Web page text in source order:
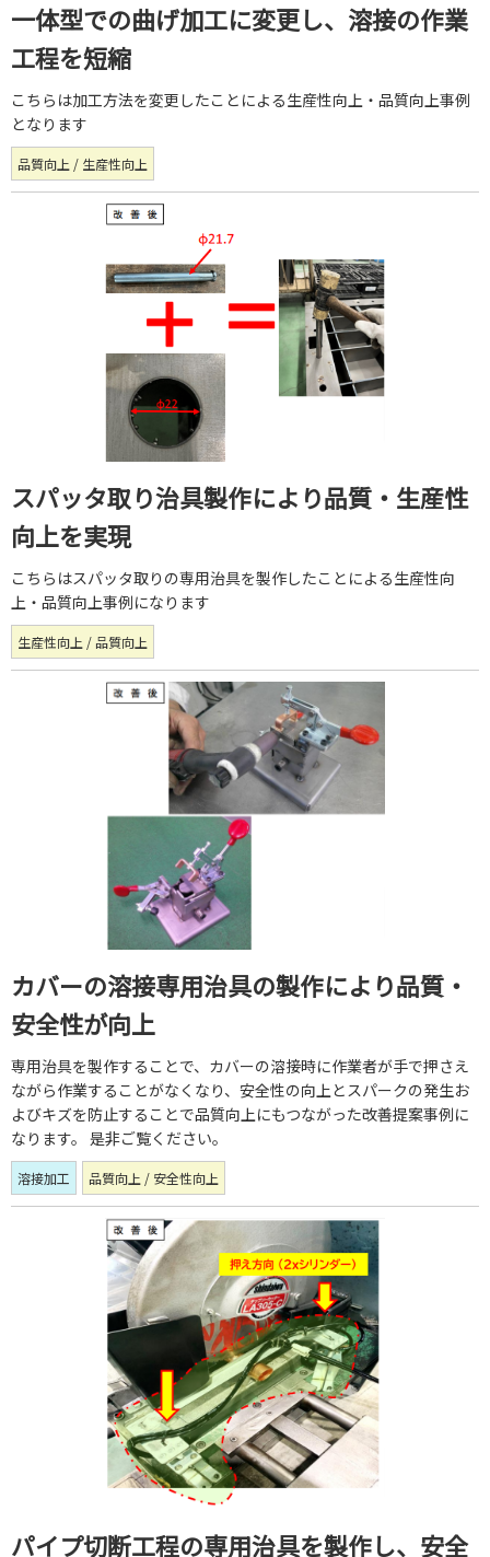
一体型での曲げ加工に変更し、溶接の作業
工程を短縮
こちらは加工方法を変更したことによる生産性向上・品質向上事例
となります
品質向上 / 生産性向上
スパッタ取り治具製作により品質・生産性
向上を実現
こちらはスパッタ取りの専用治具を製作したことによる生産性向
上・品質向上事例になります
生産性向上 / 品質向上
カバーの溶接専用治具の製作により品質・
安全性が向上
専用治具を製作することで、カバーの溶接時に作業者が手で押さえ
ながら作業することがなくなり、安全性の向上とスパークの発生お
よびキズを防止することで品質向上にもつながった改善提案事例に
なります。 是非ご覧ください。
溶接加工 品質向上 / 安全性向上
パイプ切断工程の専用治具を製作し、安全